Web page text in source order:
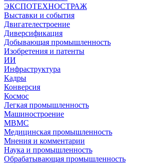
ЭКСПОТЕХНОСТРАЖ
Выставки и события
Двигателестроение
Диверсификация
Добывающая промышленность
Изобретения и патенты
ИИ
Инфраструктура
Кадры
Конверсия
Космос
Легкая промышленность
Машиностроение
МВМС
Медицинская промышленность
Мнения и комментарии
Наука и промышленность
Обрабатывающая промышленность